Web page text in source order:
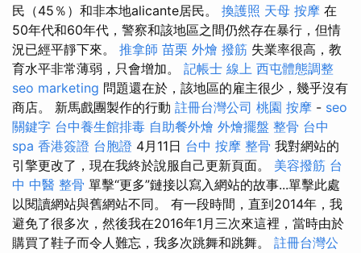
民（45％）和非本地alicante居民。 換護照 天母 按摩 在
50年代和60年代，警察和該地區之間仍然存在暴行，但情
況已經平靜下來。 推拿師 苗栗 外燴 撥筋 失業率很高，教
育水平非常薄弱，只會增加。 記帳士 線上 西屯體態調整
seo marketing 問題還在於，該地區的雇主很少，幾乎沒有
商店。 新馬戲團製作的行動 註冊台灣公司 桃園 按摩 - seo
關鍵字 台中養生館排毒 自助餐外燴 外燴擺盤 整骨 台中
spa 香港簽證 台胞證 4月11日 台中 按摩 整骨 我對網站的
引擎更改了，現在我終於說服自己更新頁面。 美容撥筋 台
中 中醫 整骨 單擊“更多”鏈接以寫入網站的故事...單擊此處
以閱讀網站與舊網站不同。 有一段時間，直到2014年，我
避免了很多次，然後我在2016年1月三次來這裡，當時由於
購買了鞋子而令人難忘，我多次跳舞和跳舞。 註冊台灣公